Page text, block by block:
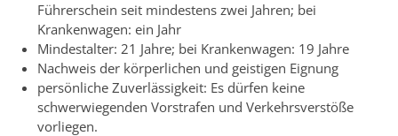
Führerschein seit mindestens zwei Jahren; bei
Krankenwagen: ein Jahr
Mindestalter: 21 Jahre; bei Krankenwagen: 19 Jahre
Nachweis der körperlichen und geistigen Eignung
persönliche Zuverlässigkeit: Es dürfen keine
schwerwiegenden Vorstrafen und Verkehrsverstöße
vorliegen.